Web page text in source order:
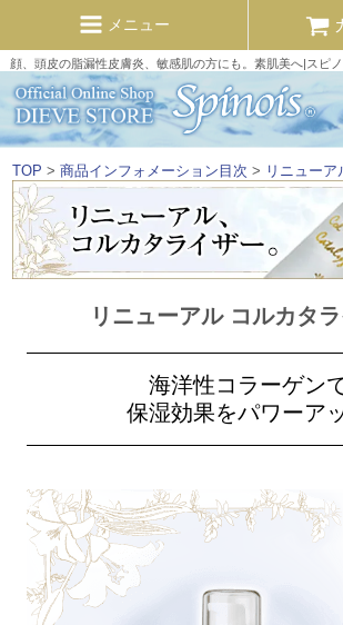
メニュー
顔、頭皮の脂漏性皮膚炎、敏感肌の方にも。素肌美へ|スピ
TOP 商品インフォメーション目次 リニュー
リニューアル コルカタ
海洋性コラーゲン
保湿効果をパワーア